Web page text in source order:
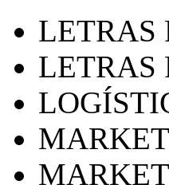
LETRAS
LETRAS